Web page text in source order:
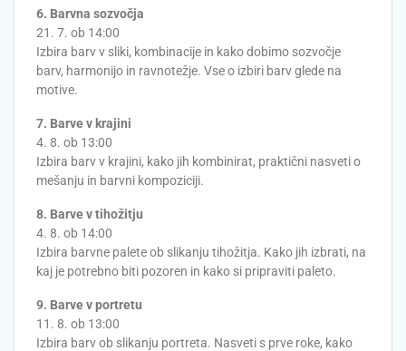
6. Barvna sozvočja
21. 7. ob 14:00
Izbira barv v sliki, kombinacije in kako dobimo sozvočje
barv, harmonijo in ravnotežje. Vse o izbiri barv glede na
motive.
7. Barve v krajini
4. 8. ob 13:00
Izbira barv v krajini, kako jih kombinirat, praktični nasveti o
mešanju in barvni kompoziciji.
8. Barve v tihožitju
4. 8. ob 14:00
Izbira barvne palete ob slikanju tihožitja. Kako jih izbrati, na
kaj je potrebno biti pozoren in kako si pripraviti paleto.
9. Barve v portretu
11. 8. ob 13:00
Izbira barv ob slikanju portreta. Nasveti s prve roke, kako